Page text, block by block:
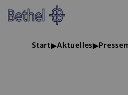
Zum Hauptinhalt springen
Zur Fußzeile springen
Bethel - Pflegen
Start Aktuelles